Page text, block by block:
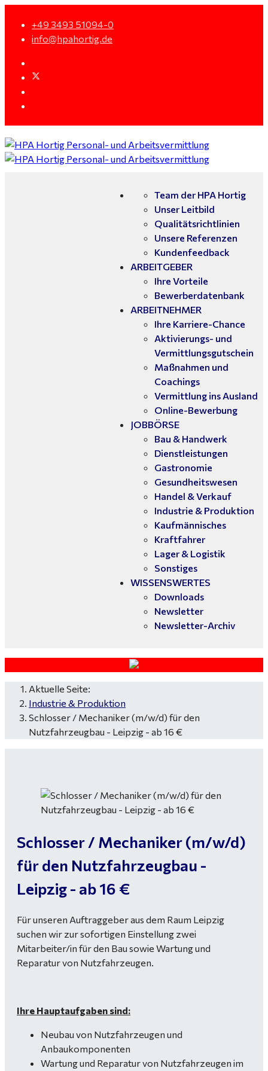
+49 3493 51094-0
info@hpahortig.de
Team der HPA Hortig
Unser Leitbild
Qualitätsrichtlinien
Unsere Referenzen
Kundenfeedback
ARBEITGEBER
Ihre Vorteile
Bewerberdatenbank
ARBEITNEHMER
Ihre Karriere-Chance
Aktivierungs- und
Vermittlungsgutschein
Maßnahmen und
Coachings
Vermittlung ins Ausland
Online-Bewerbung
JOBBÖRSE
Bau & Handwerk
Dienstleistungen
Gastronomie
Gesundheitswesen
Handel & Verkauf
Industrie & Produktion
Kaufmännisches
Kraftfahrer
Lager & Logistik
Sonstiges
WISSENSWERTES
Downloads
Newsletter
Newsletter-Archiv
Aktuelle Seite:
Industrie & Produktion
Schlosser / Mechaniker (m/w/d) für den
Nutzfahrzeugbau - Leipzig - ab 16 €
Schlosser / Mechaniker (m/w/d)
für den Nutzfahrzeugbau -
Leipzig - ab 16 €
Für unseren Auftraggeber aus dem Raum Leipzig
suchen wir zur sofortigen Einstellung zwei
Mitarbeiter/in für den Bau sowie Wartung und
Reparatur von Nutzfahrzeugen.
Ihre Hauptaufgaben sind:
Neubau von Nutzfahrzeugen und
Anbaukomponenten
Wartung und Reparatur von Nutzfahrzeugen im